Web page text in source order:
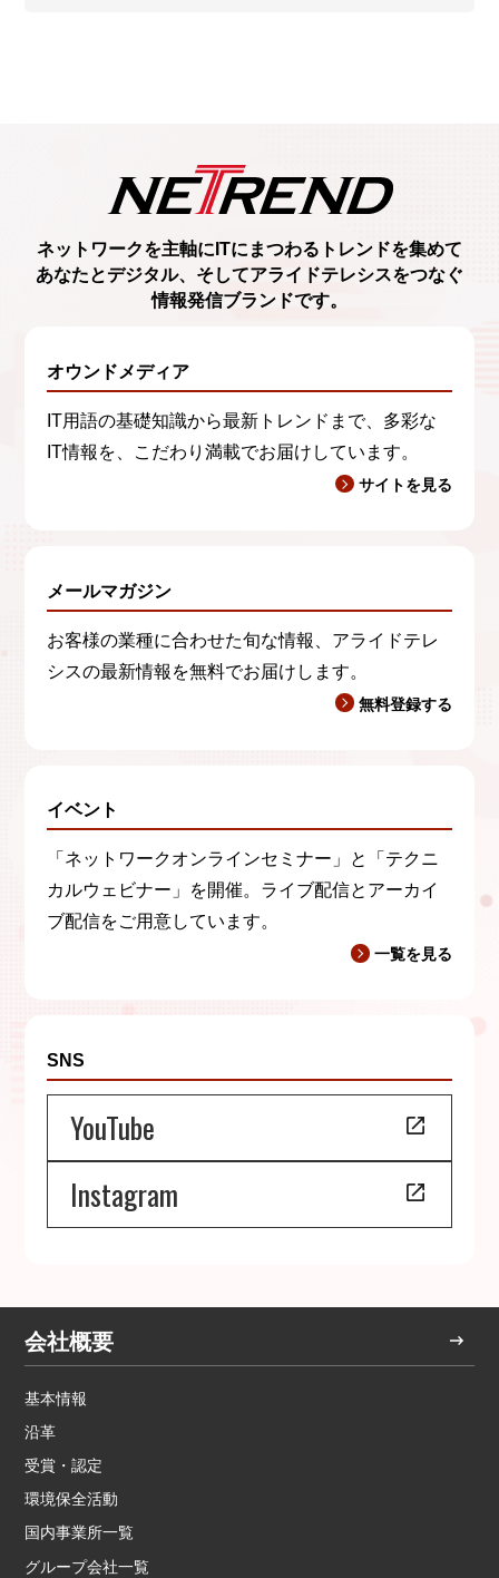
ネットワークを主軸に ITにまつわるトレンドを集めて
あなたとデジタル、 そしてアライドテレシスをつなぐ
情報発信ブランドです。
オウンドメディア
IT用語の基礎知識から最新トレンドまで、多彩な
IT情報を、こだわり満載でお届けしています。
サイトを見る
メールマガジン
お客様の業種に合わせた旬な情報、アライドテレ
シスの最新情報を無料でお届けします。
無料登録する
イベント
「ネットワークオンラインセミナー」と「テクニ
カルウェビナー」を開催。ライブ配信とアーカイ
ブ配信をご用意しています。
一覧を見る
SNS
YouTube
Instagram
会社概要
基本情報
沿革
受賞・認定
環境保全活動
国内事業所一覧
グループ会社一覧